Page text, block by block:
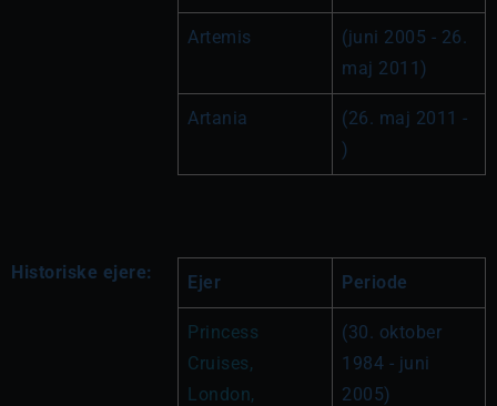
Artemis
(juni 2005 - 26.
maj 2011)
Artania
(26. maj 2011 -
)
Historiske ejere: Ejer Periode
Princess
Cruises,
London,
(30. oktober
1984 - juni
2005)